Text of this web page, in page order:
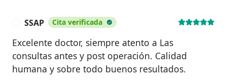
SSAP Cita verificada
Excelente doctor, siempre atento a Las
consultas antes y post operación. Calidad
humana y sobre todo buenos resultados.